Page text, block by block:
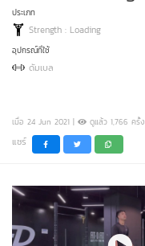
ประเภท
Strength : Loading
อุปกรณ์ที่ใช้
ดัมเบล
เมื่อ 24 Jun 2021 | ดูแล้ว 1,766 ครั้ง
แชร์